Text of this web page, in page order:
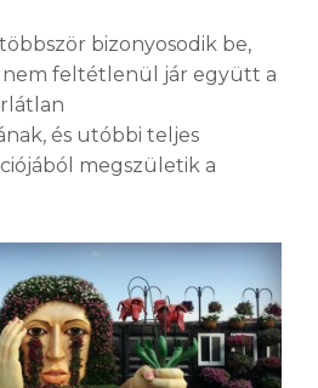
bizonyosodik be,
nem feltétlenül jár együtt a
és utóbbi teljes
megszületik a